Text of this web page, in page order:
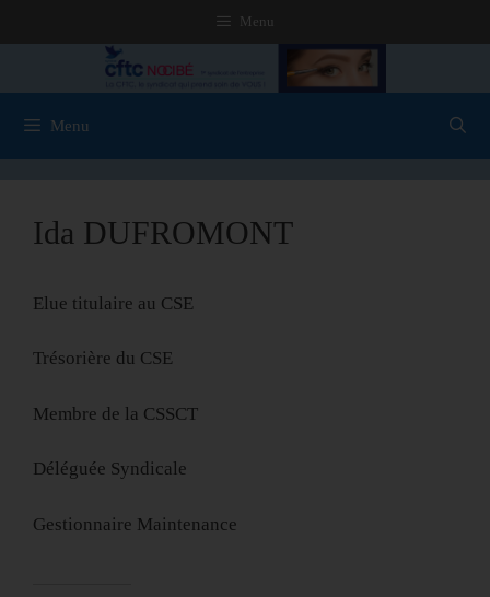
Menu
Menu
Ida DUFROMONT
Elue titulaire au CSE
Trésorière du CSE
Membre de la CSSCT
Déléguée Syndicale
Gestionnaire Maintenance